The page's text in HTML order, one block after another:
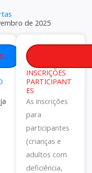
de 2025
INSCRIÇÕES
PARTICIPANT
ES
As inscrições
para
participantes
(crianças e
adultos com
deficiência,